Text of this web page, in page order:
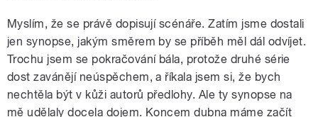
Myslím, že se právě dopisují scénáře. Zatím jsme dostali
jen synopse, jakým směrem by se příběh měl dál odvíjet.
Trochu jsem se pokračování bála, protože druhé série
dost zavánějí neúspěchem, a říkala jsem si, že bych
nechtěla být v kůži autorů předlohy. Ale ty synopse na
mě udělaly docela dojem. Koncem dubna máme začít